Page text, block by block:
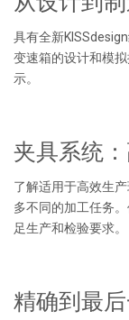
具有全新
变速箱的设计和模
示。
夹具系统
了解适用于高效生
多不同的加工任务
足生产和检验要求。
精确到最